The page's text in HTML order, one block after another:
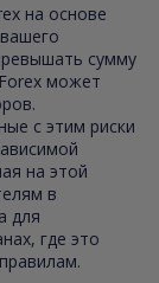
на основе
сумму
может
с этим риски
на этой
в
для
где это